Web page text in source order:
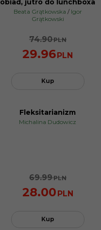
obiad, jutro do lunchboxa
Beata Grątkowska / Igor
Grątkowski
74.90PLN
29.96PLN
Kup
Fleksitarianizm
Michalina Dudowicz
69.99PLN
28.00 PLN
Kup